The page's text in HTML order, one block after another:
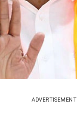
ADVERTISEMENT